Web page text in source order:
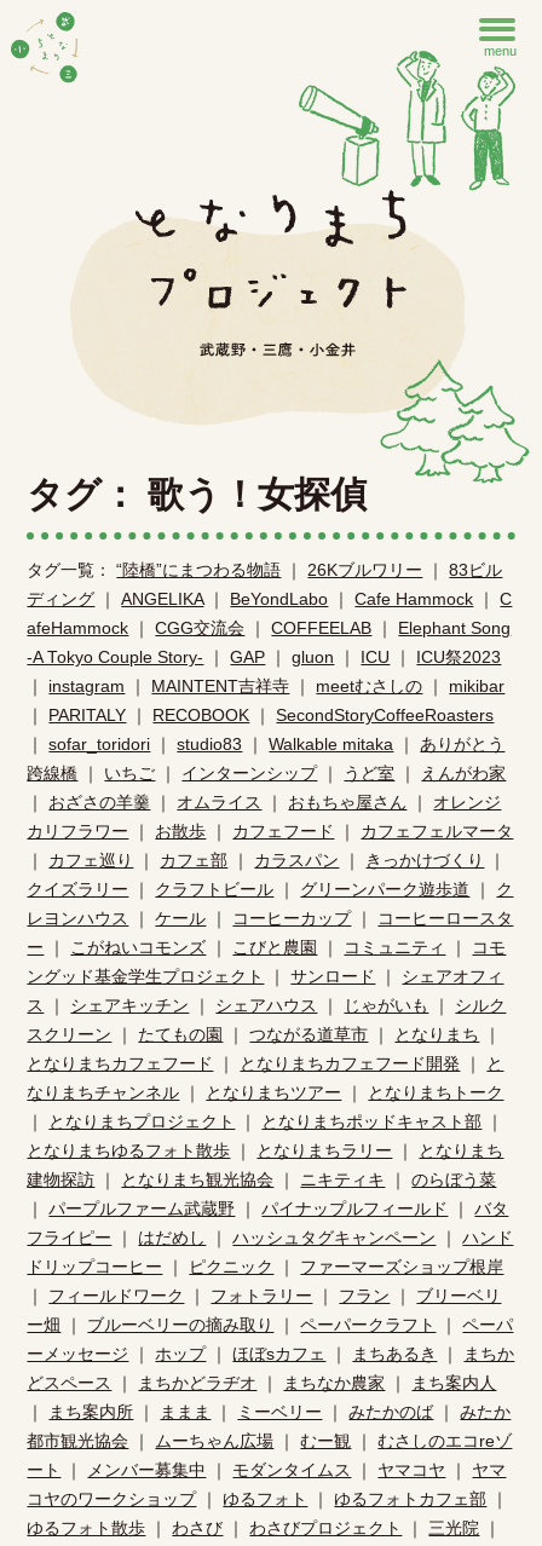
menu
タグ： 歌う！女探偵
タグ一覧：“陸橋”にまつわる物語 ｜ 26Kブルワリー ｜83ビル
ディング ｜ANGELIKA｜ BeYondLabo ｜Cafe Hammock ｜C
afeHammock ｜CGG交流会 ｜COFFEELAB ｜ Elephant Song
-A Tokyo Couple Story- ｜GAP ｜gluon ｜ ICU ｜ ICU祭2023
｜ instagram ｜ MAINTENT吉祥寺 ｜ meetむさしの ｜ mikibar
｜ PARITALY ｜ RECOBOOK ｜SecondStoryCoffeeRoasters
｜sofar_toridori ｜studio83 ｜Walkable mitaka ｜ ありがとう
跨線橋 ｜ いちご ｜ インターンシップ｜ うど室 ｜
えんがわ家
｜ おざさの羊羹 ｜ オムライス ｜ おもちゃ屋さん ｜ オレンジ
カリフラワー ｜ お散歩 ｜ カフェフード ｜ カフェフェルマータ
｜ カフェ巡り ｜ カフェ部 ｜ カラスパン ｜ きっかけづくり
｜
クイズラリー ｜ クラフトビール ｜ グリーンパーク遊歩道 ｜ ク
レヨンハウス
｜ケール ｜ コーヒーカップ｜
コーヒーロースタ
ー ｜ こがねいコモンズ ｜ こびと農園 ｜ コミュニティ ｜
コモ
ングッド基金学生プロジェクト
｜サンロード ｜ シェアオフィ
ス
｜ シェアキッチン ｜ シェアハウス ｜ じゃがいも ｜ シルク
スクリーン ｜ たてもの園 ｜つながる道草市 ｜ となりまち ｜
となりまちカフェフード
｜ となりまちカフェフード開発 ｜
と
なりまちチャンネル ｜ となりまちツアー ｜
となりまちトーク
｜
となりまちプロジェクト ｜ となりまちポッドキャスト部 ｜
となりまちゆるフォト散歩 ｜ となりまちラリー ｜
となりまち
建物探訪 ｜ となりまち観光協会 ｜ ニキティキ ｜のらぼう菜
｜パープルファーム武蔵野 ｜パイナップルフィールド ｜バタ
フライピー ｜ はだめし ｜ハッシュタグキャンペーン ｜ハンド
ドリップコーヒー ｜ ピクニック ｜ ファーマーズショップ根岸
｜ フィールドワーク ｜ フォトラリー ｜ フラン ｜ ブリーベリ
ー畑 ｜ ブルーベリーの摘み取り ｜ペーパークラフト ｜ペーパ
ーメッセージ ｜ ホップ｜ほぼsカフェ ｜ まちあるき ｜
まちか
どスペース
｜ まちかどラヂオ ｜ まちなか農家 ｜
まち案内人
｜
まち案内所 ｜ ままま ｜ ミーベリー ｜みたかのば ｜みたか
都市観光協会 ｜ ムーちゃん広場 ｜むー観 ｜むさしのエコreゾ
ート
｜ メンバー募集中 ｜ モダンタイムス ｜ ヤマコヤ ｜ ヤマ
コヤのワークショップ｜ ゆるフォト ｜ ゆるフォトカフェ部 ｜
ゆるフォト散歩 ｜ わさび ｜ わさびプロジェクト ｜ 三光院 ｜